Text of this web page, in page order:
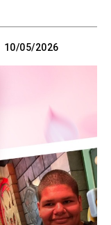
10/05/2026